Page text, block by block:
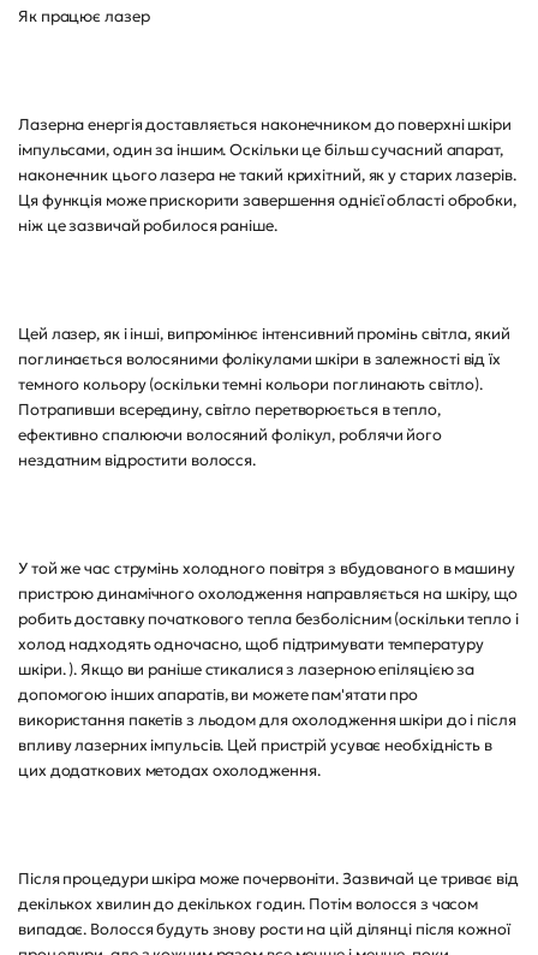
Як працює лазер
Лазерна енергія доставляється наконечником до поверхні шкіри
імпульсами, один за іншим. Оскільки це більш сучасний апарат,
наконечник цього лазера не такий крихітний, як у старих лазерів.
Ця функція може прискорити завершення однієї області обробки,
ніж це зазвичай робилося раніше.
Цей лазер, як і інші, випромінює інтенсивний промінь світла, який
поглинається волосяними фолікулами шкіри в залежності від їх
темного кольору (оскільки темні кольори поглинають світло).
Потрапивши всередину, світло перетворюється в тепло,
ефективно спалюючи волосяний фолікул, роблячи його
нездатним відростити волосся.
У той же час струмінь холодного повітря з вбудованого в машину
пристрою динамічного охолодження направляється на шкіру, що
робить доставку початкового тепла безболісним (оскільки тепло і
холод надходять одночасно, щоб підтримувати температуру
шкіри. ). Якщо ви раніше стикалися з лазерною епіляцією за
допомогою інших апаратів, ви можете пам'ятати про
використання пакетів з льодом для охолодження шкіри до і після
впливу лазерних імпульсів. Цей пристрій усуває необхідність в
цих додаткових методах охолодження.
Після процедури шкіра може почервоніти. Зазвичай це триває від
декількох хвилин до декількох годин. Потім волосся з часом
випадає. Волосся будуть знову рости на цій ділянці після кожної